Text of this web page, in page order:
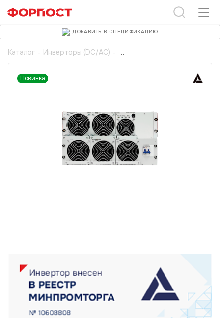
Каталог - Инверторы (DC/AC) -
Новинка
ДОБАВИТЬ В СПЕЦИФИКАЦИЮ